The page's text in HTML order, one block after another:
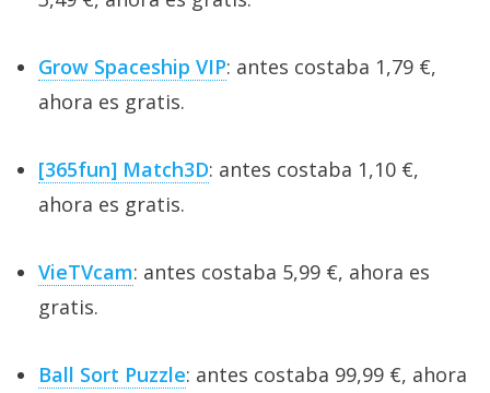
Grow Spaceship VIP: antes costaba 1,79 €,
ahora es gratis.
[365fun] Match3D: antes costaba 1,10 €,
ahora es gratis.
VieTVcam: antes costaba 5,99 €, ahora es
gratis.
Ball Sort Puzzle: antes costaba 99,99 €, ahora